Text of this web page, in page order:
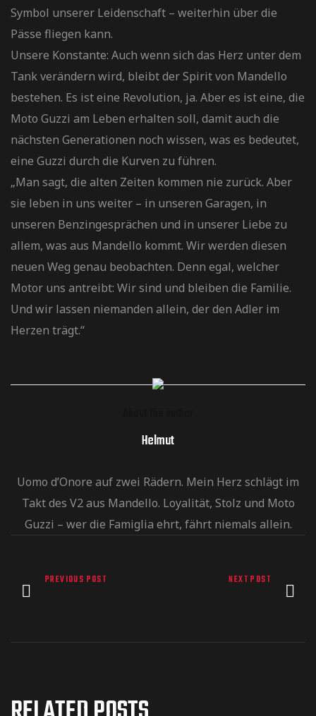
Symbol unserer Leidenschaft – weiterhin über die
Pässe fliegen kann.
​Unsere Konstante: Auch wenn sich das Herz unter dem
Tank verändern wird, bleibt der Spirit von Mandello
bestehen. Es ist eine Revolution, ja. Aber es ist eine, die
Moto Guzzi am Leben erhalten soll, damit auch die
nächsten Generationen noch wissen, was es bedeutet,
eine Guzzi durch die Kurven zu führen.
​„Man sagt, die alten Zeiten kommen nie zurück. Aber
sie leben in uns weiter – in unseren Garagen, in
unseren Benzingesprächen und in unserer Liebe zu
allem, was aus Mandello kommt. Wir werden diesen
neuen Weg genau beobachten. Denn egal, welcher
Motor uns antreibt: Wir sind und bleiben die Familie.
Und wir lassen niemanden allein, der den Adler im
Herzen trägt.“
Helmut
Uomo d’Onore auf zwei Rädern. Mein Herz schlägt im
Takt des V2 aus Mandello. Loyalität, Stolz und Moto
Guzzi – wer die Famiglia ehrt, fährt niemals allein.
PREVIOUS POST NEXT POST